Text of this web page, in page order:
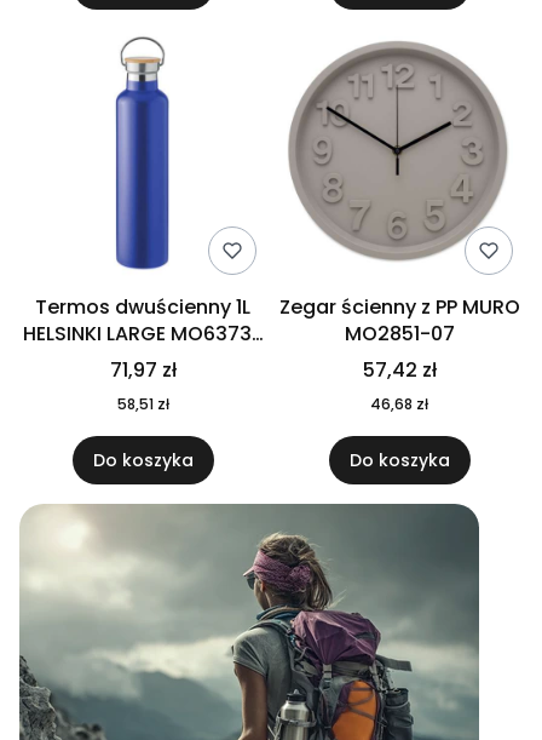
Termos dwuścienny 1L
HELSINKI LARGE MO6373-
04
71,97 zł
58,51 zł
Do koszyka
Zegar ścienny z PP MURO
MO2851-07
57,42 zł
46,68 zł
Do koszyka